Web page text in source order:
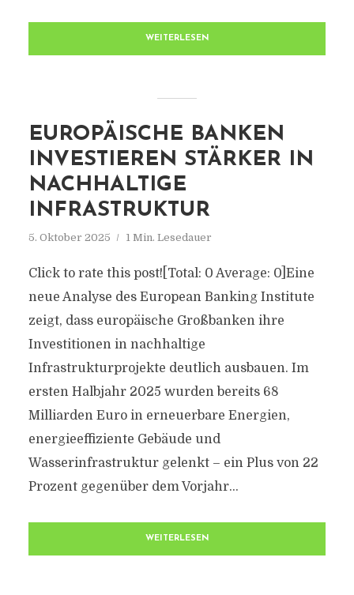
WEITERLESEN
EUROPÄISCHE BANKEN
INVESTIEREN STÄRKER IN
NACHHALTIGE
INFRASTRUKTUR
5. Oktober 2025 1 Min. Lesedauer
Click to rate this post![Total: 0 Average: 0]Eine
neue Analyse des European Banking Institute
zeigt, dass europäische Großbanken ihre
Investitionen in nachhaltige
Infrastrukturprojekte deutlich ausbauen. Im
ersten Halbjahr 2025 wurden bereits 68
Milliarden Euro in erneuerbare Energien,
energieeffiziente Gebäude und
Wasserinfrastruktur gelenkt – ein Plus von 22
Prozent gegenüber dem Vorjahr...
WEITERLESEN